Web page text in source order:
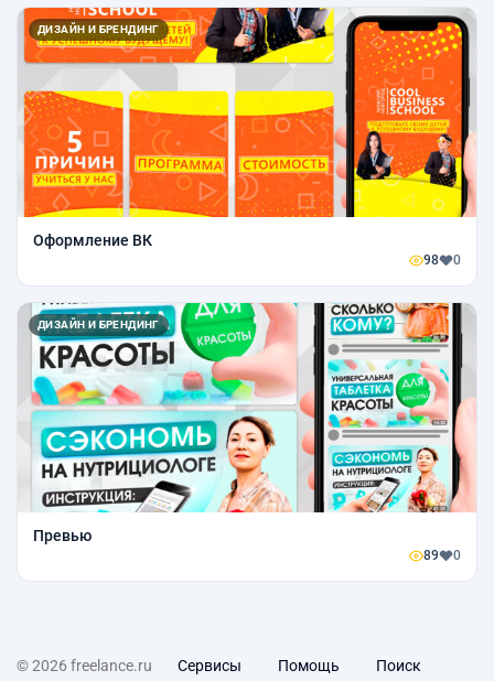
ДИЗАЙН И БРЕНДИНГ
Оформление ВК
98 0
ДИЗАЙН И БРЕНДИНГ
Превью
89 0
© 2026 freelance.ru Сервисы Помощь Поиск